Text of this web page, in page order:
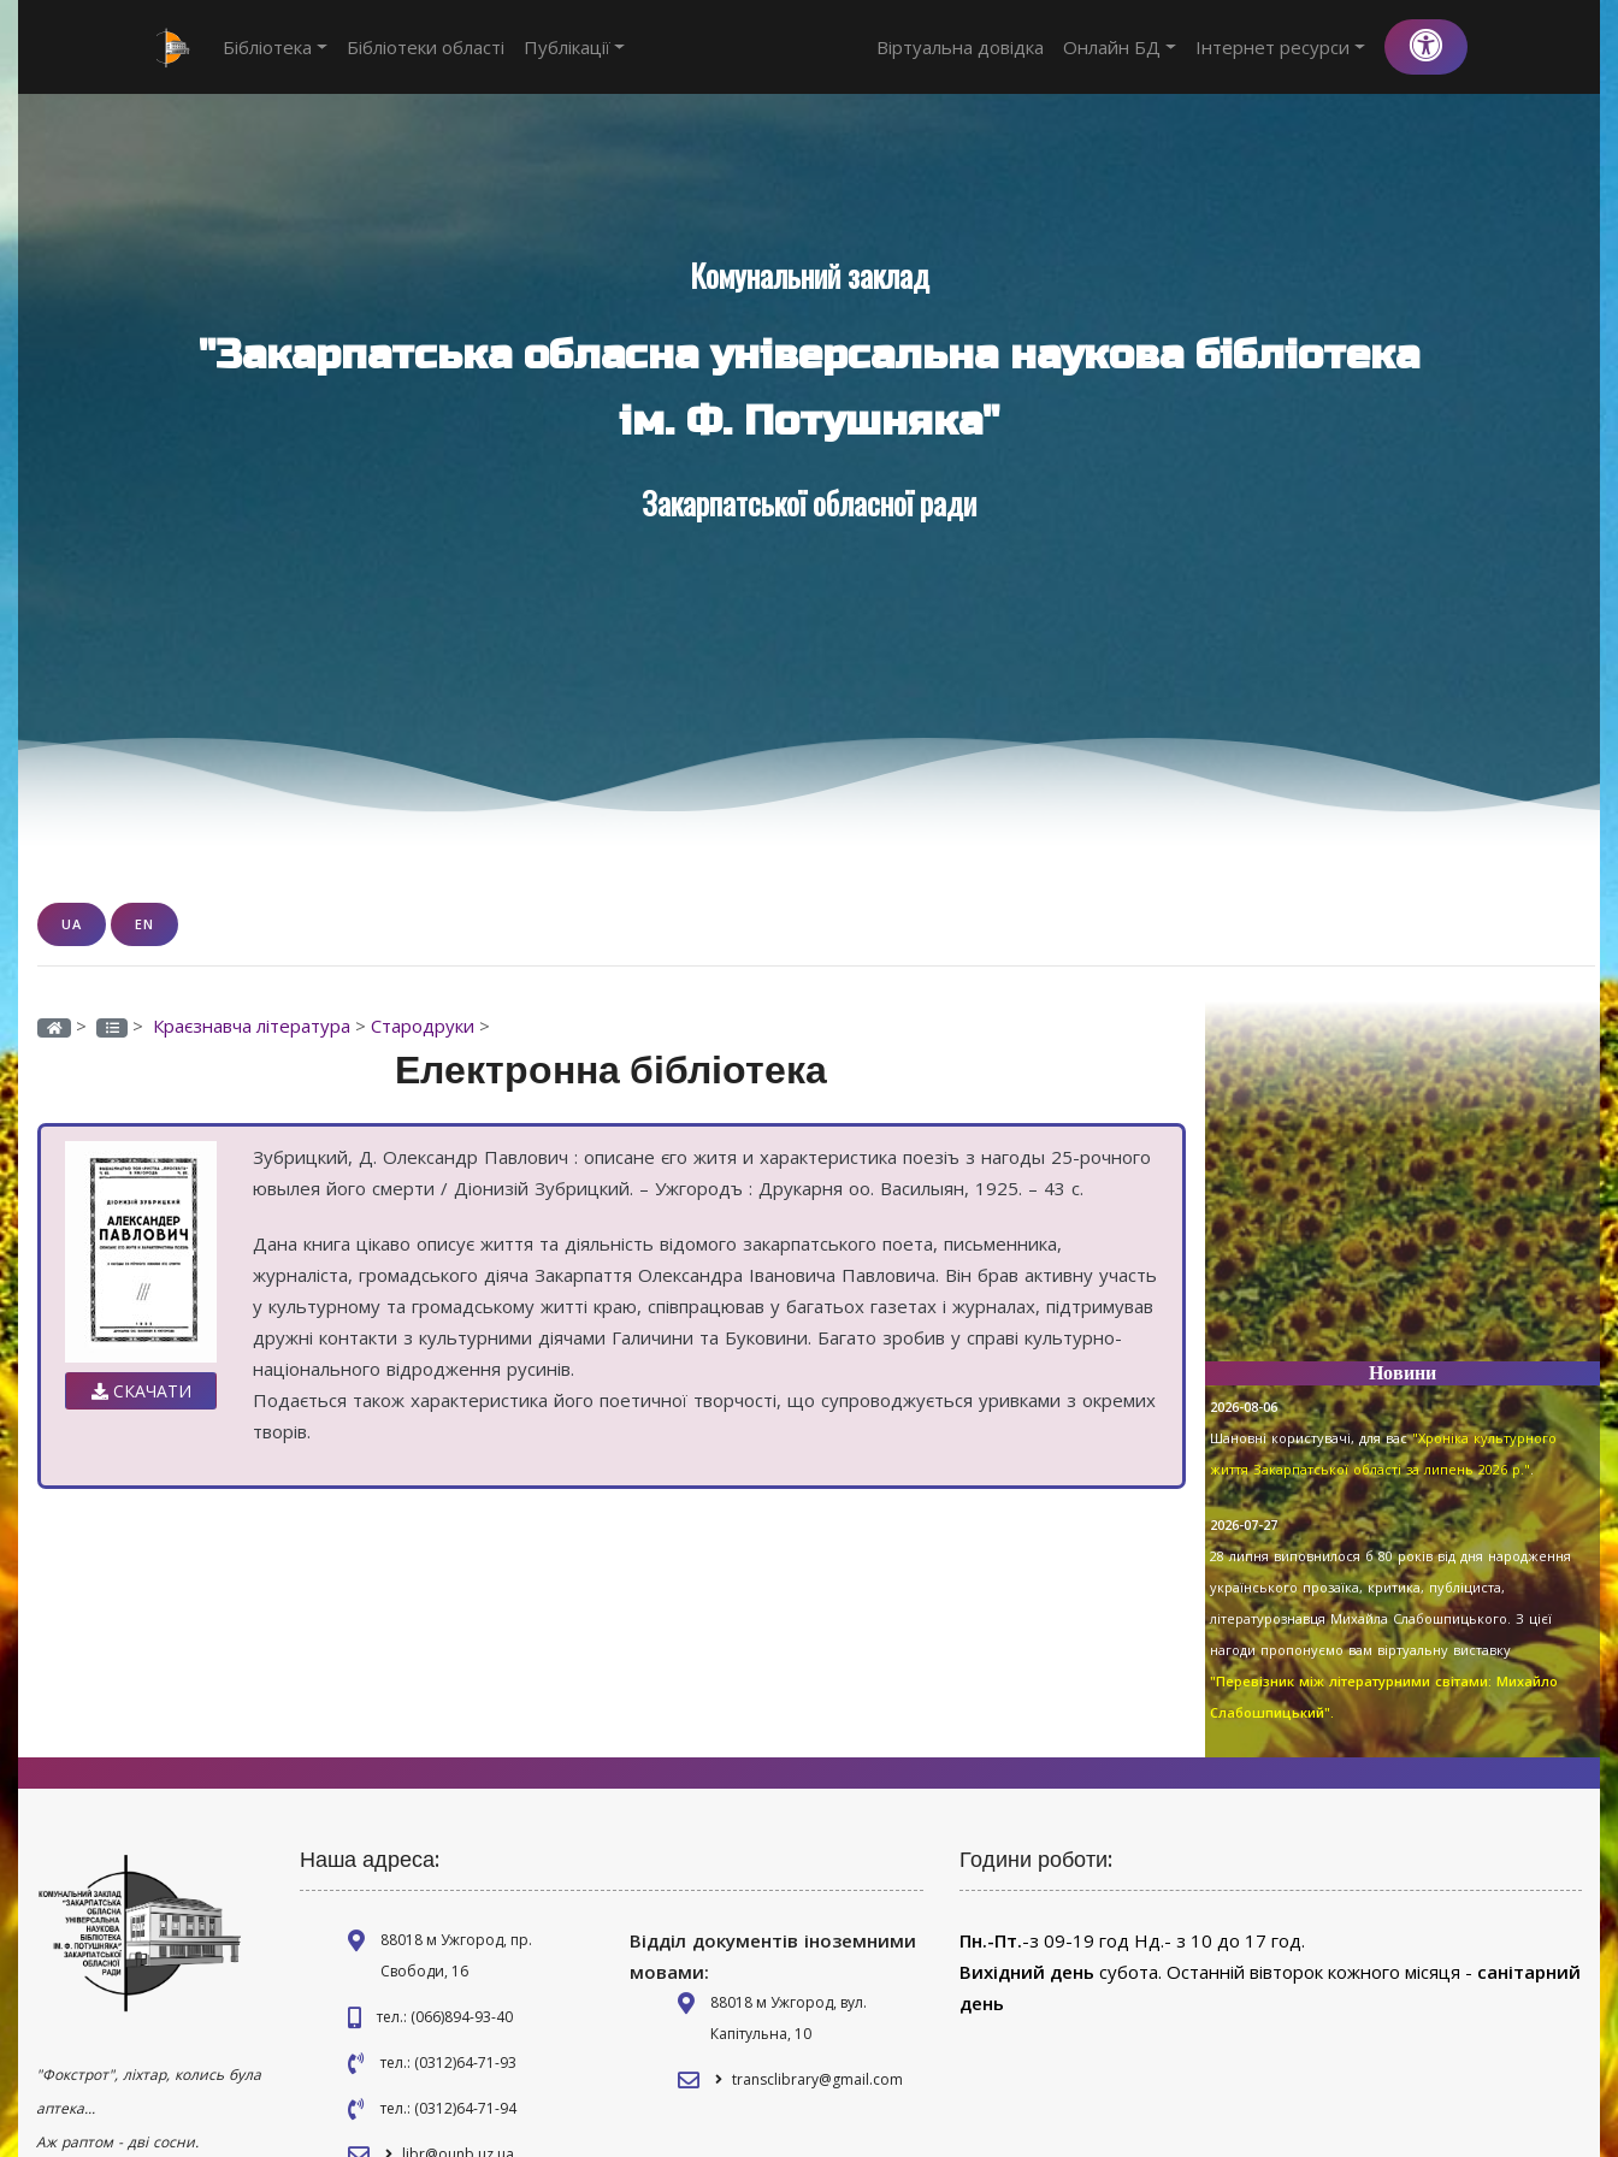
Бібліотека Бібліотеки області Публікації Віртуальна довідка Онлайн БД Інтернет ресурси
Комунальний заклад
"Закарпатська обласна універсальна наукова бібліотека
ім. Ф. Потушняка"
Закарпатської обласної ради
UA EN
> > Краєзнавча література > Стародруки >
Електронна бібліотека
СКАЧАТИ
Зубрицкий, Д. Олександр Павлович : описане єго житя и характеристика поезіъ з нагоды 25-рочного
ювылея його смерти / Діонизій Зубрицкий. – Ужгородъ : Друкарня оо. Василыян, 1925. – 43 с.
Дана книга цікаво описує життя та діяльність відомого закарпатського поета, письменника,
журналіста, громадського діяча Закарпаття Олександра Івановича Павловича. Він брав активну участь
у культурному та громадському житті краю, співпрацював у багатьох газетах і журналах, підтримував
дружні контакти з культурними діячами Галичини та Буковини. Багато зробив у справі культурно-
національного відродження русинів.
Подається також характеристика його поетичної творчості, що супроводжується уривками з окремих
творів.
Новини
2026-08-06
Шановні користувачі, для вас"Хроніка культурного
життя Закарпатської області за липень 2026 р.".
2026-07-27
28 липня виповнилося б 80 років від дня народження
українського прозаїка, критика, публіциста,
літературознавця Михайла Слабошпицького. З цієї
нагоди пропонуємо вам віртуальну виставку
"Перевізник між літературними світами: Михайло
Слабошпицький".
"Фокстрот", ліхтар, колись була
аптека...
Аж раптом - дві сосни.
Наша адреса:
88018 м Ужгород, пр.
Свободи, 16
тел.: (066)894-93-40
тел.: (0312)64-71-93
тел.: (0312)64-71-94
Відділ документів іноземними
мовами:
88018 м Ужгород, вул.
Капітульна, 10
transclibrary@gmail.com
Години роботи:
Пн.-Пт.-з 09-19 год Нд.- з 10 до 17 год.
Вихідний день субота. Останній вівторок кожного місяця - санітарний
день